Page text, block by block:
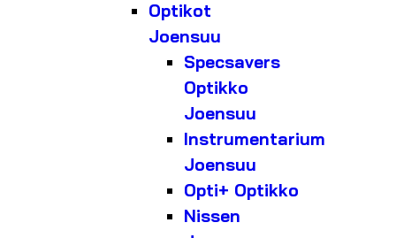
Optikot
Joensuu
Specsavers
Optikko
Joensuu
Instrumentarium
Joensuu
Opti+ Optikko
Nissen